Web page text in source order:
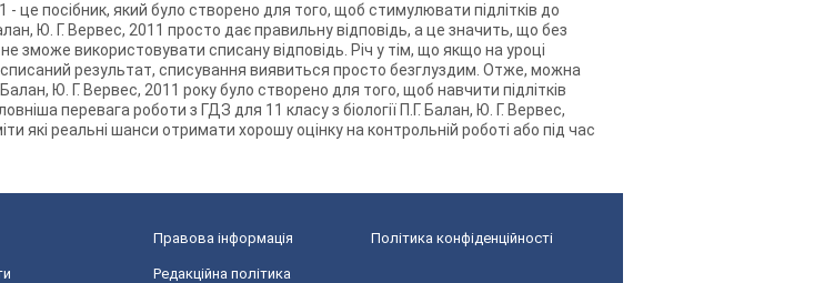
- це посібник, який було створено для того, щоб стимулювати підлітків до
Ю. Г. Вервес, 2011 просто дає правильну відповідь, а це значить, що без
зможе використовувати списану відповідь. Річ у тім, що якщо на уроці
результат, списування виявиться просто безглуздим. Отже, можна
Ю. Г. Вервес, 2011 року було створено для того, щоб навчити підлітків
перевага роботи з ГДЗ для 11 класу з біології П.Г. Балан, Ю. Г. Вервес,
які реальні шанси отримати хорошу оцінку на контрольній роботі або під час
Правова інформація Політика конфіденційності
Редакційна політика